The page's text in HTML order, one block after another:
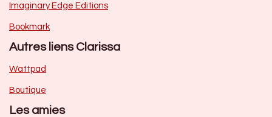
Imaginary Edge Editions
Bookmark
Autres liens Clarissa
Wattpad
Boutique
Les amies